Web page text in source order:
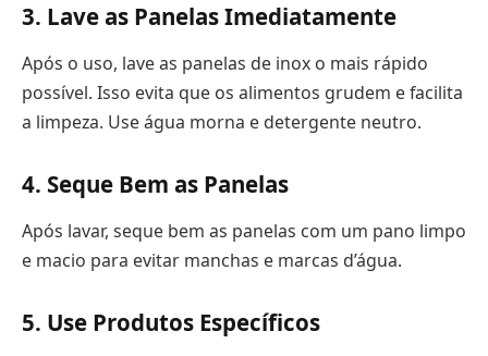
3. Lave as Panelas Imediatamente
Após o uso, lave as panelas de inox o mais rápido
possível. Isso evita que os alimentos grudem e facilita
a limpeza. Use água morna e detergente neutro.
4. Seque Bem as Panelas
Após lavar, seque bem as panelas com um pano limpo
e macio para evitar manchas e marcas d’água.
5. Use Produtos Específicos